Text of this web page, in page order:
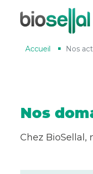
Accueil Nos
Nos
Chez BioSellal,